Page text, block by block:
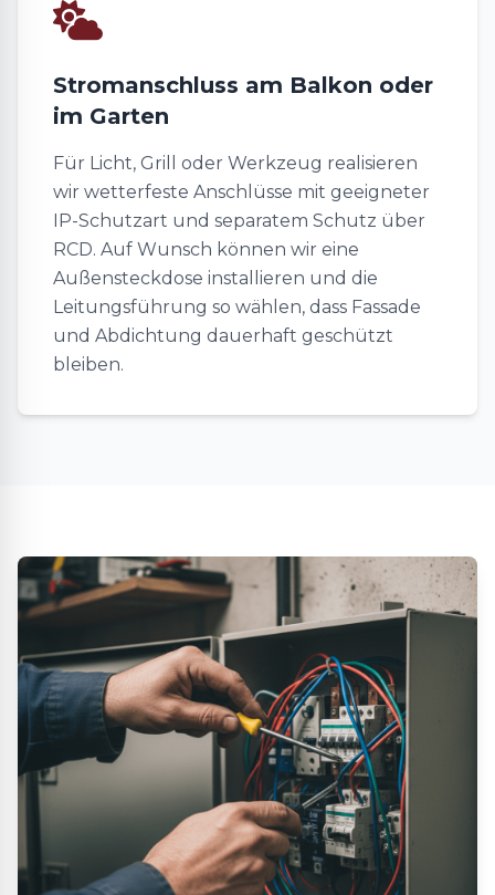
Stromanschluss am Balkon oder
im Garten
Für Licht, Grill oder Werkzeug realisieren
wir wetterfeste Anschlüsse mit geeigneter
IP-Schutzart und separatem Schutz über
RCD. Auf Wunsch können wir eine
Außensteckdose installieren und die
Leitungsführung so wählen, dass Fassade
und Abdichtung dauerhaft geschützt
bleiben.